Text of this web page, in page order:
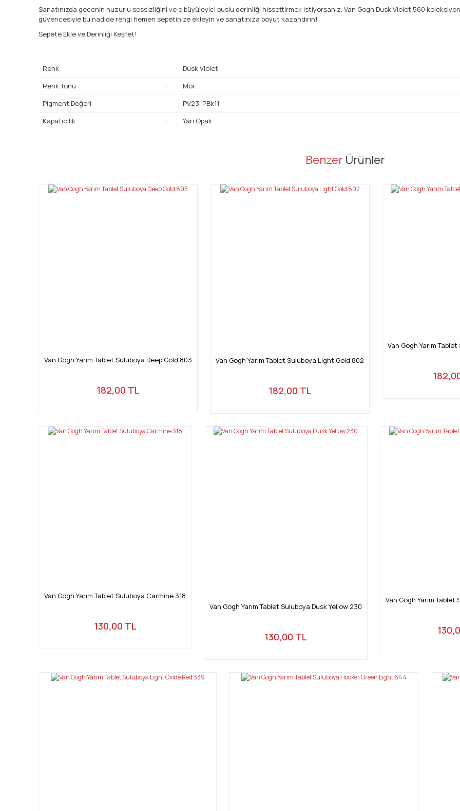
Sanatınızda gecenin huzurlu sessizliğini ve o büyüleyici puslu derinliği hissettirmek istiyorsanız, Van Gogh Dusk Violet 560
güvencesiyle bu nadide rengi hemen sepetinize ekleyin ve sanatınıza boyut kazandırın!
Sepete Ekle ve Derinliği Keşfet!
Renk :
Dusk Violet
Renk Tonu
:
Mor
Pigment Değeri
:
PV23, PBk11
Kapatıcılık
: Yarı Opak
Bu ürünün fiyat bilgisi, resim, ürün açıklamalarında ve diğer konularda yetersiz gördüğünüz noktaları öneri formunu kullanarak
Ürün resmi kalitesiz, bozuk veya görüntülenemiyor.
Benzer Ürünler
Van Gogh Yarım Tablet Suluboya Deep Gold 803
182,00 TL
Van Gogh Yarım Tablet Suluboya Light Gold 802
182,00 TL
Van Gogh Yarım
Van Gogh Yarım Tablet Suluboya Carmine 318
130,00 TL
Van Gogh Yarım Tablet Suluboya Dusk Yellow 230
130,00 TL
Van Gogh Yarım